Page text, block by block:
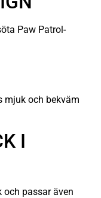
Paw Patrol-
mjuk och bekväm
I
och passar även